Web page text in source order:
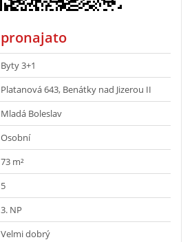
pronajato
Byty 3+1
Platanová 643, Benátky nad Jizerou II
Mladá Boleslav
Osobní
73 m²
5
3. NP
Velmi dobrý